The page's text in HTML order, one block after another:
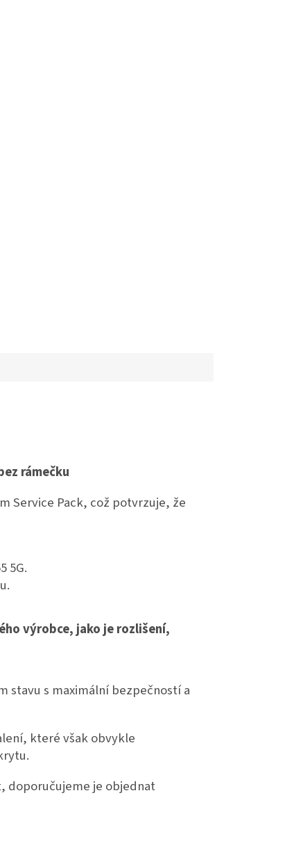
rámečku
Service Pack, což potvrzuje, že
5G.
výrobce, jako je rozlišení,
s maximální bezpečností a
které však obvykle
doporučujeme je objednat